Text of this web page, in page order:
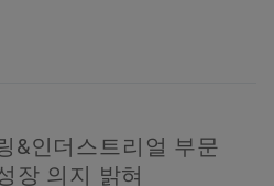
&인더스트리얼 부문
장 의지 밝혀